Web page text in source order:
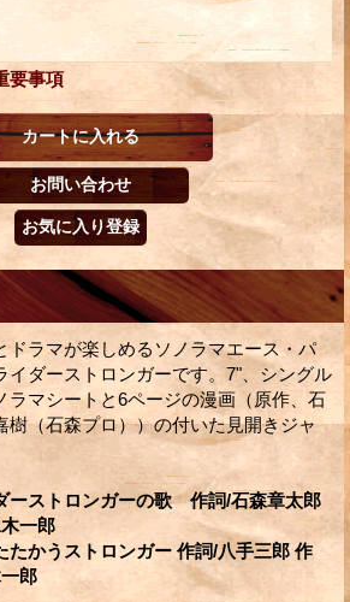
要事項
ドラマが楽しめるソノラマエース・パ
イダーストロンガーです。7"、シングル
ラマシートと6ページの漫画（原作、石
樹（石森プロ））の付いた見開きジャ
ーストロンガーの歌 作詞/石森章太郎
一郎
たかうストロンガー 作詞/八手三郎 作
郎